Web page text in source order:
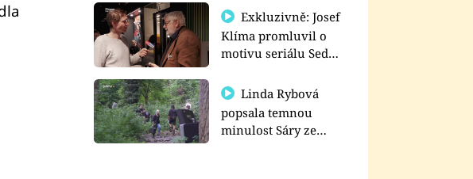
prima+
Exkluzivně: Josef
Klíma promluvil o
motivu seriálu Sedm
Linda Rybová
popsala temnou
minulost Sáry ze